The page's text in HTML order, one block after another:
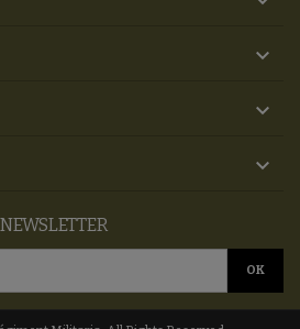



NEWSLETTER